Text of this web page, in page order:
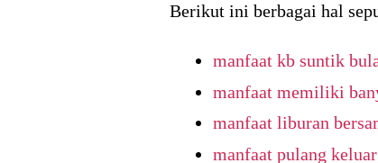
Berikut ini berbagai hal
manfaat kb suntik
manfaat memiliki
manfaat liburan
manfaat pulang